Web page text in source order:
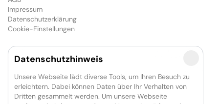
Impressum
Datenschutzerklärung
Cookie-Einstellungen
Das Unternehmen
GOP Entertainment-Group
GOP showconcept
Datenschutzhinweis
Unsere Webseite lädt diverse Tools, um Ihren Besuch zu
erleichtern. Dabei können Daten über Ihr Verhalten von
Dritten gesammelt werden. Um unsere Webseite